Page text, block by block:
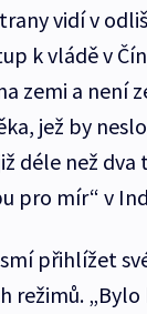
vidí v
k vládě v
zemi a není
jež by
déle než dva
pro mír“ v
přihlížet
„Bylo